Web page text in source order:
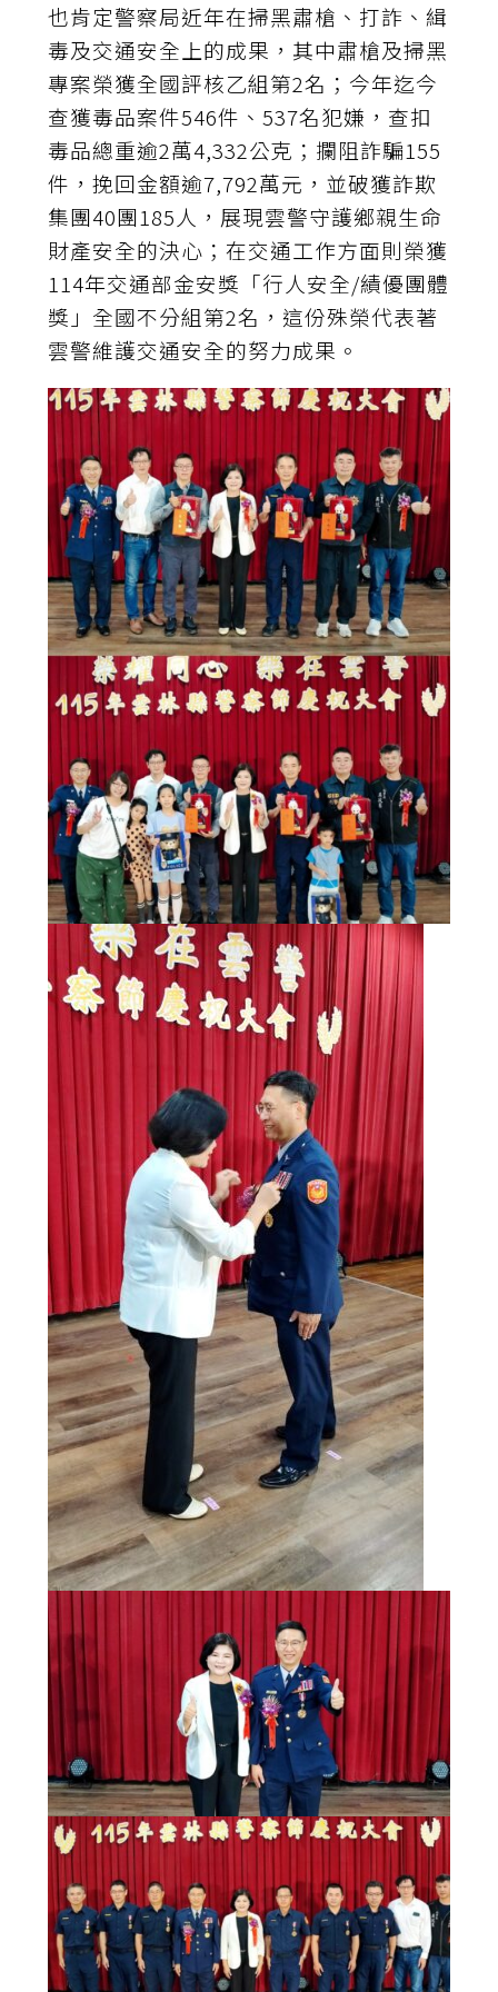
也肯定警察局近年在掃黑肅槍、打詐、緝
毒及交通安全上的成果，其中肅槍及掃黑
專案榮獲全國評核乙組第2名；今年迄今
查獲毒品案件546件、537名犯嫌，查扣
毒品總重逾2萬4,332公克；攔阻詐騙155
件，挽回金額逾7,792萬元，並破獲詐欺
集團40團185人，展現雲警守護鄉親生命
財產安全的決心；在交通工作方面則榮獲
114年交通部金安獎「行人安全/績優團體
獎」全國不分組第2名，這份殊榮代表著
雲警維護交通安全的努力成果。